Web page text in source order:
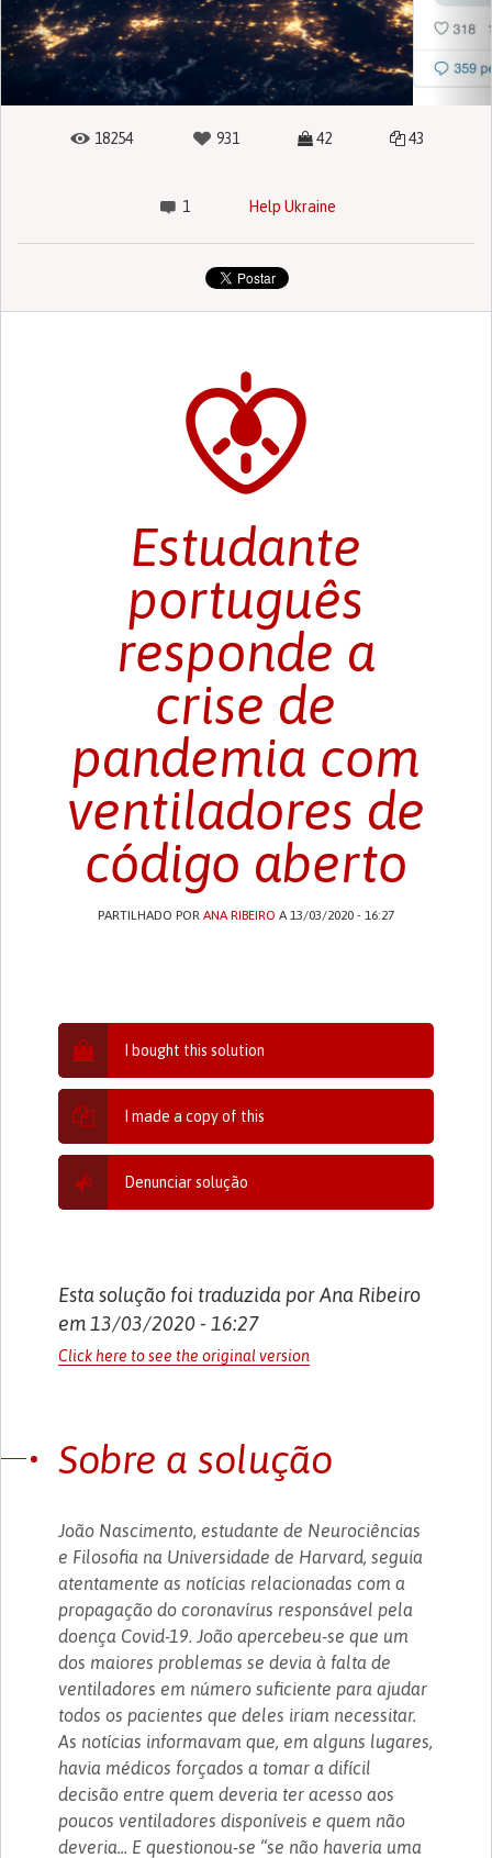
18254 931 42 43
1 Help Ukraine
Estudante
português
responde a
crise de
pandemia com
ventiladores de
código aberto
PARTILHADO POR ANA RIBEIRO A 13/03/2020 - 16:27
I bought this solution
I made a copy of this
Denunciar solução
Esta solução foi traduzida por Ana Ribeiro
em 13/03/2020 - 16:27
Click here to see the original version
Sobre a solução
João Nascimento, estudante de Neurociências
e Filosofia na Universidade de Harvard, seguia
atentamente as notícias relacionadas com a
propagação do coronavírus responsável pela
doença Covid-19. João apercebeu-se que um
dos maiores problemas se devia à falta de
ventiladores em número suficiente para ajudar
todos os pacientes que deles iriam necessitar.
As notícias informavam que, em alguns lugares,
havia médicos forçados a tomar a difícil
decisão entre quem deveria ter acesso aos
poucos ventiladores disponíveis e quem não
deveria... E questionou-se “se não haveria uma